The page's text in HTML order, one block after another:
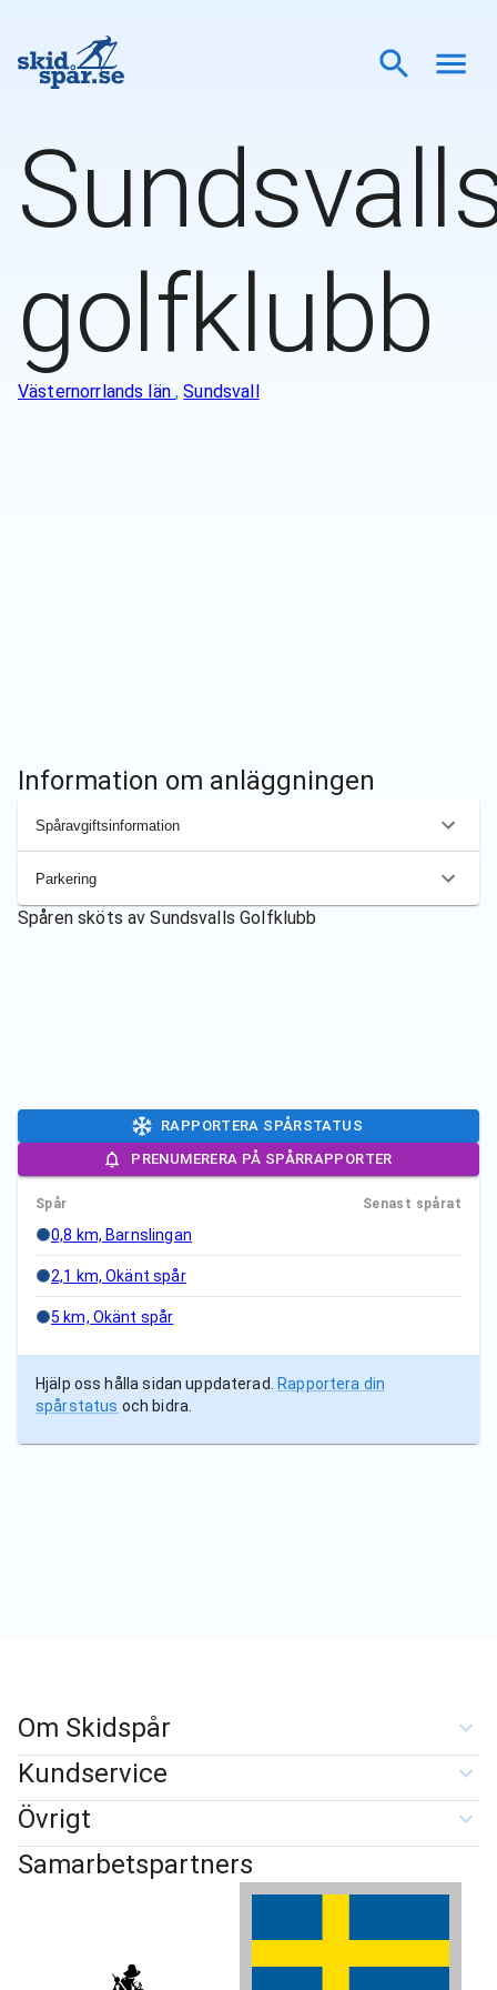
golfklubb
Västernorrlands län,Sundsvall
Information om anläggningen
Spåravgiftsinformation
Parkering
Spåren sköts av Sundsvalls Golfklubb
RAPPORTERA SPÅRSTATUS
PRENUMERERA PÅ SPÅRRAPPORTER
Spår Senast spårat
0,8 km, Barnslingan
2,1 km, Okänt spår
5 km, Okänt spår
Hjälp oss hålla sidan uppdaterad.
Rapportera din
spårstatus och bidra.
Om Skidspår
Kundservice
Övrigt
Samarbetspartners